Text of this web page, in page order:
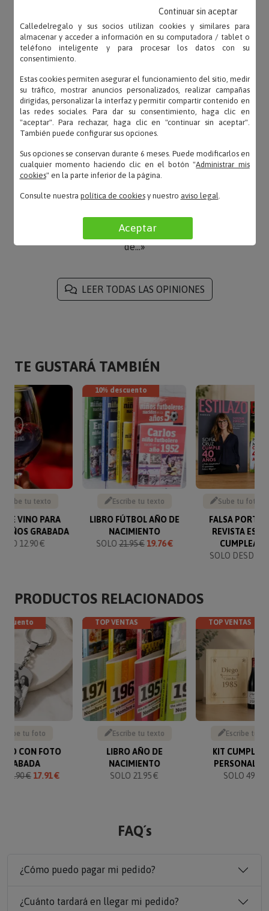
Enrique – 22/12/2023
«Buena calidad del producto»
DENI – 25/10/2021
«Un regalo de lo más original, sin duda fue todo un
acierto. Destacar que lo encargué como muy poco
«El tallaje es un poco amplio, pero la camiseta está
muy bonita. Se ajusta perfectamente al diseño
de...»
LEER TODAS LAS OPINIONES
TE GUSTARÁ TAMBIÉN
tu texto
DE VINO PARA
GRABADA
12.90 €
10% descuento
Escribe tu texto
LIBRO FÚTBOL AÑO DE
NACIMIENTO
SOLO 21.95 €19.76 €
Sube tu foto y
FALSA
REVISTA
SOLO DESDE
PRODUCTOS RELACIONADOS
Sube tu foto
CON FOTO
GRABADA
19.90 €17.91 €
TOP VENTAS
Escribe tu texto
LIBRO AÑO DE
NACIMIENTO
SOLO 21.95 €
TOP VENTAS
Escribe tu
KIT
SOLO 49.90
FAQ´s
¿Cómo puedo pagar mi pedido?
¿Cuánto tardará en llegar mi pedido?
Calledelregalo y sus socios utilizan cookies y similares para
almacenar y acceder a información en su computadora / tablet o
teléfono inteligente y para procesar los datos con su
consentimiento.
Estas cookies permiten asegurar el funcionamiento del sitio, medir
su tráfico, mostrar anuncios personalizados, realizar campañas
dirigidas, personalizar la interfaz y permitir compartir contenido en
las redes sociales. Para dar su consentimiento, haga clic en
"aceptar". Para rechazar, haga clic en "continuar sin aceptar".
También puede configurar sus opciones.
Sus opciones se conservan durante 6 meses. Puede modificarlos en
cualquier momento haciendo clic en el botón "Administrar mis
cookies" en la parte inferior de la página.
Consulte nuestra política de cookiesy nuestro aviso legal.
Aceptar
Continuar sin aceptar